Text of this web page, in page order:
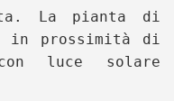
La pianta di
in prossimità di
luce solare